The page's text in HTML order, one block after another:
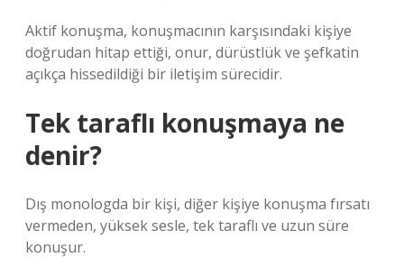
Aktif konuşma, konuşmacının karşısındaki kişiye
doğrudan hitap ettiği, onur, dürüstlük ve şefkatin
açıkça hissedildiği bir iletişim sürecidir.
Tek taraflı konuşmaya ne
denir?
Dış monologda bir kişi, diğer kişiye konuşma fırsatı
vermeden, yüksek sesle, tek taraflı ve uzun süre
konuşur.